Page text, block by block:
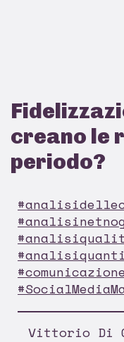
creano le
periodo?
Vittorio Di